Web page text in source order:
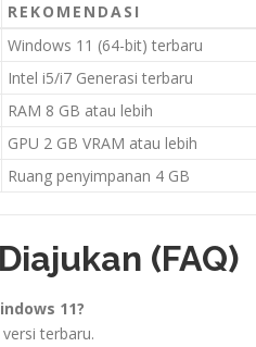
REKOMENDASI
Windows 11 (64-bit) terbaru
Intel i5/i7 Generasi terbaru
RAM 8 GB atau lebih
GPU 2 GB VRAM atau lebih
Ruang penyimpanan 4 GB
(FAQ)
11?
terbaru.